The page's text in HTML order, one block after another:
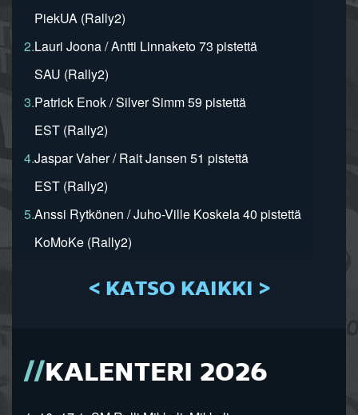
PiekUA (Rally2)
2.Lauri Joona / Antti Linnaketo 73 pistettä
SAU (Rally2)
3.Patrick Enok / Silver Simm 59 pistettä
EST (Rally2)
4.Jaspar Vaher / Rait Jansen 51 pistettä
EST (Rally2)
5.Anssi Rytkönen / Juho-Ville Koskela 40 pistettä
KoMoKe (Rally2)
< KATSO KAIKKI >
KALENTERI 2026